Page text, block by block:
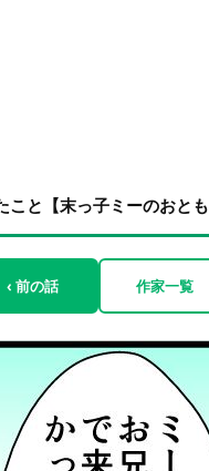
こと【末っ子ミーのおと
‹ 前の話 作家一覧